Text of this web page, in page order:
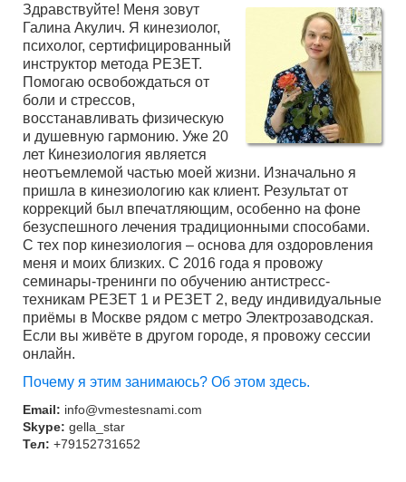
Здравствуйте! Меня зовут
Галина Акулич. Я кинезиолог,
психолог, сертифицированный
инструктор метода РЕЗЕТ.
Помогаю освобождаться от
боли и стрессов,
восстанавливать физическую
и душевную гармонию. Уже 20
лет Кинезиология является
неотъемлемой частью моей жизни. Изначально я
пришла в кинезиологию как клиент. Результат от
коррекций был впечатляющим, особенно на фоне
безуспешного лечения традиционными способами.
С тех пор кинезиология – основа для оздоровления
меня и моих близких. С 2016 года я провожу
семинары-тренинги по обучению антистресс-
техникам РЕЗЕТ 1 и РЕЗЕТ 2, веду индивидуальные
приёмы в Москве рядом с метро Электрозаводская.
Если вы живёте в другом городе, я провожу сессии
онлайн.
Почему я этим занимаюсь? Об этом здесь.
Email: info@vmestesnami.com
Skype: gella_star
Тел: +79152731652